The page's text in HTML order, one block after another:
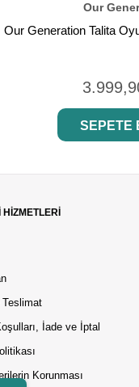
Our
Our Generation Talita
SEPETE
HİZMETLERİ
Teslimat
İade ve İptal
Korunması